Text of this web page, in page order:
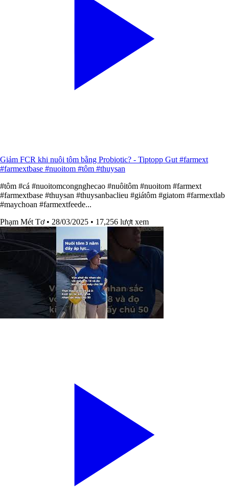
Giảm FCR khi nuôi tôm bằng Probiotic? - Tiptopp Gut #farmext
#farmextbase #nuoitom #tôm #thuysan
#tôm #cá #nuoitomcongnghecao #nuôitôm #nuoitom #farmext
#farmextbase #thuysan #thuysanbaclieu #giátôm #giatom #farmextlab
#maychoan #farmextfeede...
Phạm Mét Tơ • 28/03/2025 • 17,256 lượt xem